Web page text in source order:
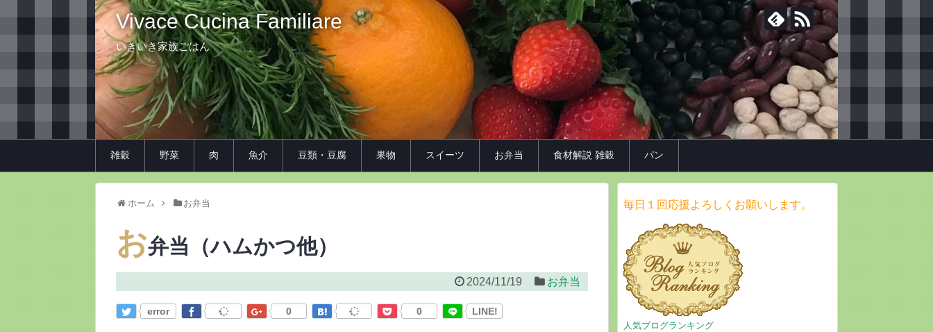
Vivace Cucina Familiare
いきいき家族ごはん
雑穀 野菜 肉 魚介 豆類・豆腐 果物 スイーツ お弁当 食材解説 雑穀 パン
ホーム お弁当
お弁当（ハムかつ他）
2024/11/19 お弁当
error 0 0 LINE!
毎日１回応援よろしくお願いします。
人気ブログランキング